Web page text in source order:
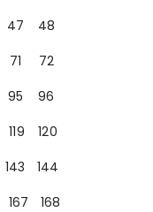
47
48
71
72
95
96
119
120
143
144
167
168